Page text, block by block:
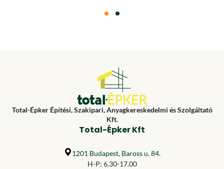
Total-Épker Építési, Szakipari, Anyagkereskedelmi és Szolgáltató
Kft.
Total-Épker Kft
1201 Budapest, Baross u. 84.
H-P: 6.30-17.00